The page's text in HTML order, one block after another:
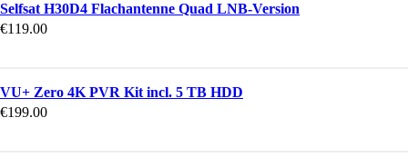
Selfsat H30D4 Flachantenne Quad LNB-Version
€119.00
VU+ Zero 4K PVR Kit incl. 5 TB HDD
€199.00